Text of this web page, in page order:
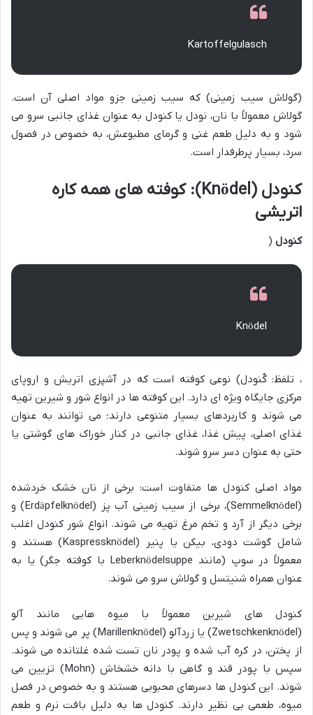
Kartoffelgulasch
(گولاش سیب زمینی) که سیب زمینی جزو مواد اصلی آن است.
گولاش معمولاً با نان، نودل یا کنودل به عنوان غذای جانبی سرو می
شود و به دلیل طعم غنی و گرمای مطبوعش، به خصوص در فصول
سرد، بسیار پرطرفدار است.
کنودل (Knödel): کوفته های همه کاره
اتریشی
کنودل (
Knödel
، تلفظ: کْنودل) نوعی کوفته است که در آشپزی اتریش و اروپای
مرکزی جایگاه ویژه ای دارد. این کوفته ها در انواع شور و شیرین تهیه
می شوند و کاربردهای بسیار متنوعی دارند؛ می توانند به عنوان
غذای اصلی، پیش غذا، غذای جانبی در کنار خوراک های گوشتی یا
حتی به عنوان دسر سرو شوند.
مواد اصلی کنودل ها متفاوت است: برخی از نان خشک خردشده
(Semmelknödel)، برخی از سیب زمینی آب پز (Erdäpfelknödel) و
برخی دیگر از آرد و تخم مرغ تهیه می شوند. انواع شور کنودل اغلب
شامل گوشت دودی، بیکن یا پنیر (Kaspressknödel) هستند و
معمولاً در سوپ (مانند Leberknödelsuppe با کوفته جگر) یا به
عنوان همراه شنیتسل و گولاش سرو می شوند.
کنودل های شیرین معمولاً با میوه هایی مانند آلو
(Zwetschkenknödel) یا زردآلو (Marillenknödel) پر می شوند و پس
از پختن، در کره آب شده و پودر نان تست شده غلتانده می شوند.
سپس با پودر قند و گاهی با دانه خشخاش (Mohn) تزیین می
شوند. این کنودل ها دسرهای محبوبی هستند و به خصوص در فصل
میوه، طعمی بی نظیر دارند. کنودل ها به دلیل بافت نرم و طعم